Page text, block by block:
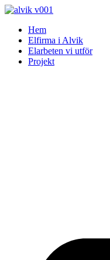
Skip
contentHem
Elfirma i Alvik
Elarbeten vi utför
Projekt